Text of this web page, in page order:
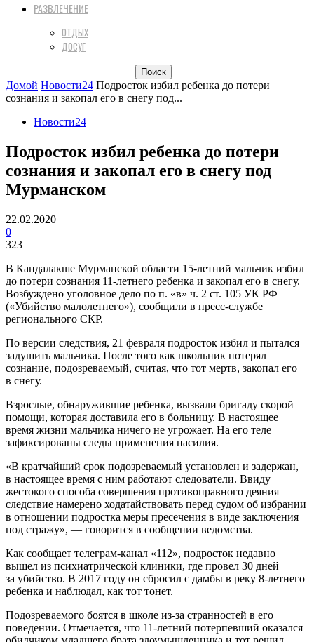
РАЗВЛЕЧЕНИЕ
ОТДЫХ
ДОСУГ
Домой Новости24 Подросток избил ребенка до потери
сознания и закопал его в снегу под...
Новости24
Подросток избил ребенка до потери
сознания и закопал его в снегу под
Мурманском
22.02.2020
0
323
В Кандалакше Мурманской области 15-летний мальчик избил
до потери сознания 11-летнего ребенка и закопал его в снегу.
Возбуждено уголовное дело по п. «в» ч. 2 ст. 105 УК РФ
(«Убийство малолетнего»), сообщили в пресс-службе
регионального СКР.
По версии следствия, 21 февраля подросток избил и пытался
задушить мальчика. После того как школьник потерял
сознание, подозреваемый, считая, что тот мертв, закопал его
в снегу.
Взрослые, обнаружившие ребенка, вызвали бригаду скорой
помощи, которая доставила его в больницу. В настоящее
время жизни мальчика ничего не угрожает. На его теле
зафиксированы следы применения насилия.
«В кратчайший срок подозреваемый установлен и задержан,
в настоящее время с ним работают следователи. Ввиду
жестокого способа совершения противоправного деяния
следствие намерено ходатайствовать перед судом об избрании
в отношении подростка меры пресечения в виде заключения
под стражу», — говорится в сообщении ведомства.
Как сообщает телеграм-канал «112», подросток недавно
вышел из психиатрической клиники, где провел 30 дней
за убийство. В 2017 году он сбросил с дамбы в реку 8-летнего
ребенка и наблюдал, как тот тонет.
Подозреваемого боятся в школе из-за странностей в его
поведении. Отмечается, что 11-летний потерпевший оказался